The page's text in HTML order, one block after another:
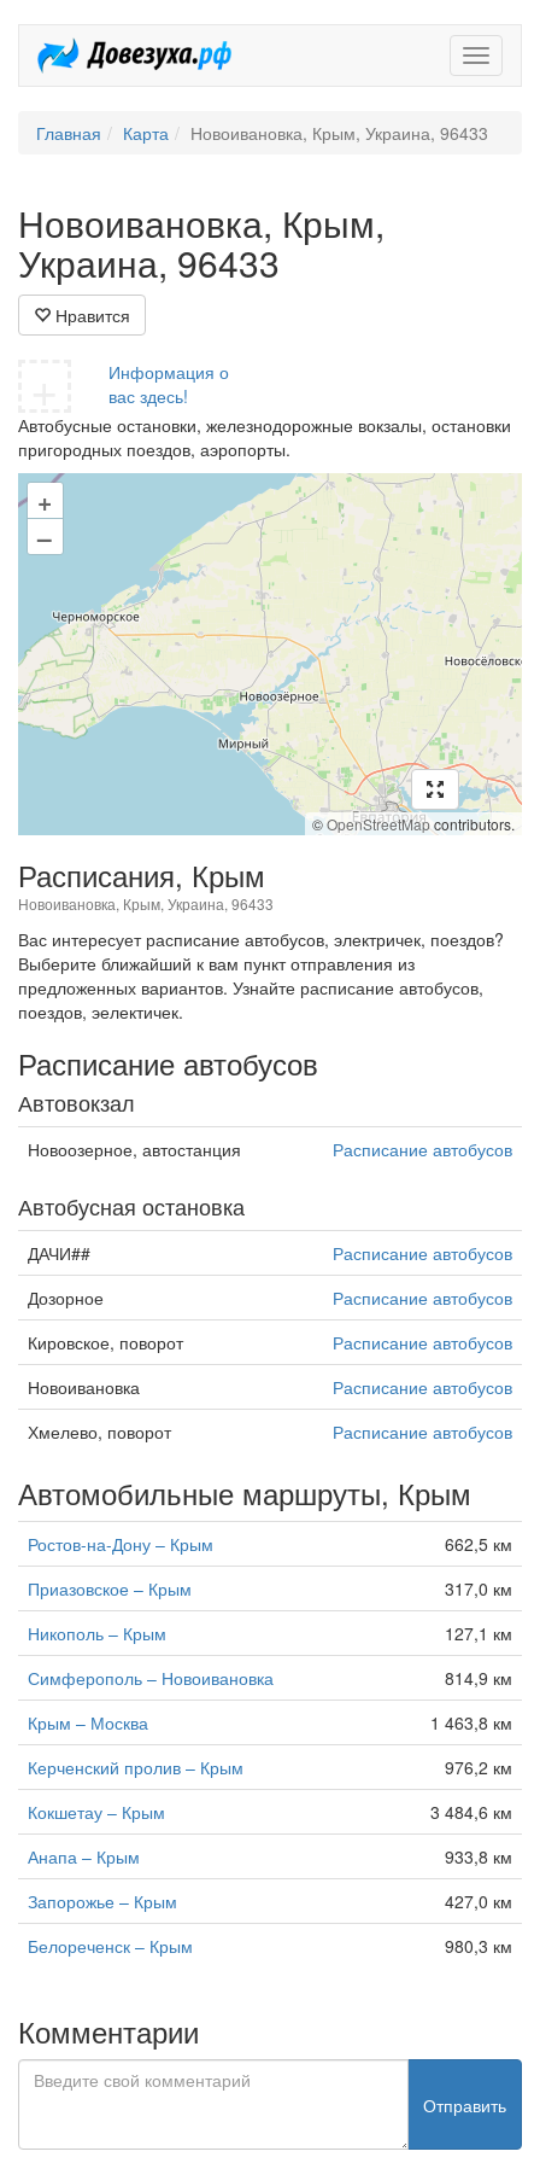
Главная Карта Новоивановка, Крым, Украина, 96433
Новоивановка, Крым,
Украина, 96433
Нравится
Информация о
вас здесь!
Автобусные остановки, железнодорожные вокзалы, остановки
пригородных поездов, аэропорты.
+
–
©OpenStreetMapcontributors.
Расписания, Крым
Новоивановка, Крым, Украина, 96433
Вас интересует расписание автобусов, электричек, поездов?
Выберите ближайший к вам пункт отправления из
предложенных вариантов. Узнайте расписание автобусов,
поездов, эелектичек.
Расписание автобусов
Автовокзал
Новоозерное, автостанция Расписание автобусов
Автобусная остановка
ДАЧИ##
Расписание автобусов
Дозорное
Расписание автобусов
Кировское, поворот
Расписание автобусов
Новоивановка
Расписание автобусов
Хмелево, поворот
Расписание автобусов
Автомобильные маршруты, Крым
Ростов-на-Дону – Крым
662,5 км
Приазовское – Крым
317,0 км
Никополь – Крым
127,1 км
Симферополь – Новоивановка
814,9 км
Крым – Москва
1 463,8 км
Керченский пролив – Крым
976,2 км
Кокшетау – Крым
3 484,6 км
Анапа – Крым
933,8 км
Запорожье – Крым
427,0 км
Белореченск – Крым
980,3 км
Комментарии
Отправить